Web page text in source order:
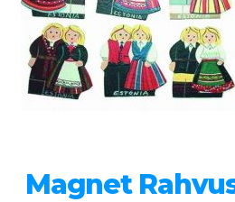
Magnet